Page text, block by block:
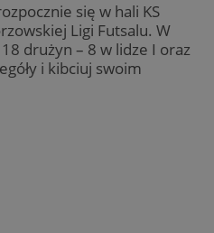
się w hali KS
Ligi Futsalu. W
drużyn – 8 w lidze I oraz
i kibciuj swoim